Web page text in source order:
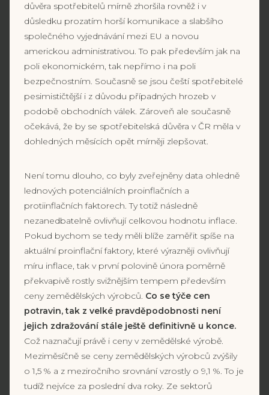
důvěra spotřebitelů mírně zhoršila rovněž i v
důsledku prozatím horší komunikace a slabšího
společného vyjednávání mezi EU a novou
americkou administrativou. To pak především jak na
poli ekonomickém, tak nepřímo i na poli
bezpečnostním. Současně se jsou čeští spotřebitelé
pesimističtější i z důvodu případných hrozeb v
podobě obchodních válek. Zároveň ale současně
očekává, že by se spotřebitelská důvěra v ČR měla v
dohledných měsících opět mírněji zlepšovat.
Není tomu dlouho, co byly zveřejněny data ohledně
lednových potenciálních proinflačních a
protiinflačních faktorech. Ty totiž následně
nezanedbatelně ovlivňují celkovou hodnotu inflace.
Pokud bychom se tedy měli blíže zaměřit spíše na
aktuální proinflační faktory, které výrazněji ovlivňují
míru inflace, tak v první polovině února poměrně
překvapivě rostly svižnějším tempem především
ceny zemědělských výrobců. Co se týče cen
potravin, tak z velké pravděpodobnosti není
jejich zdražování stále ještě definitivně u konce.
Což naznačují právě i ceny v zemědělské výrobě.
Meziměsíčně se ceny zemědělských výrobců zvýšily
o 1,5 % a z meziročního srovnání vzrostly o 9,1 %. To je
tudíž nejvíce za poslední dva roky. Ze sektorů